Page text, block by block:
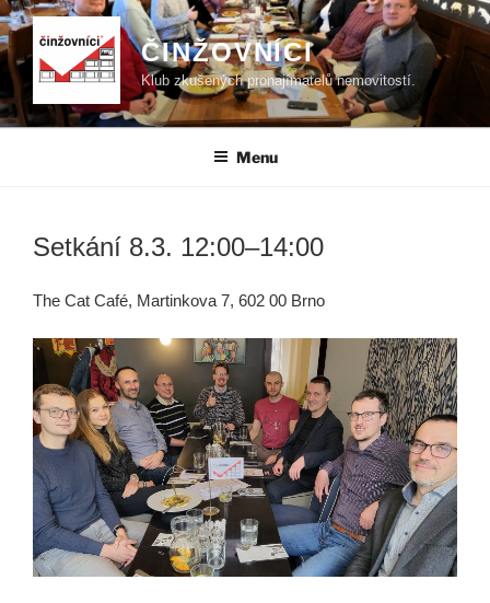
Přejít
k
obsahu
ČINŽOVNÍCI
Klub zkušených pronajímatelů nemovitostí.
Menu
Setkání 8.3. 12:00–14:00
The Cat Café, Martinkova 7, 602 00 Brno